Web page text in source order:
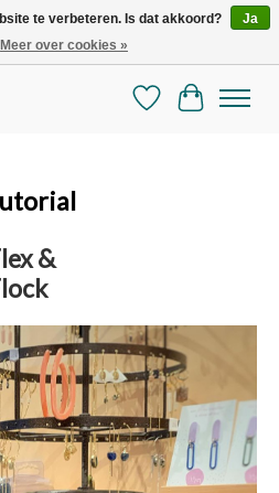
mercerie
Verlanglijst
&
te verbeteren. Is dat akkoord?
Ja
Meer over cookies »